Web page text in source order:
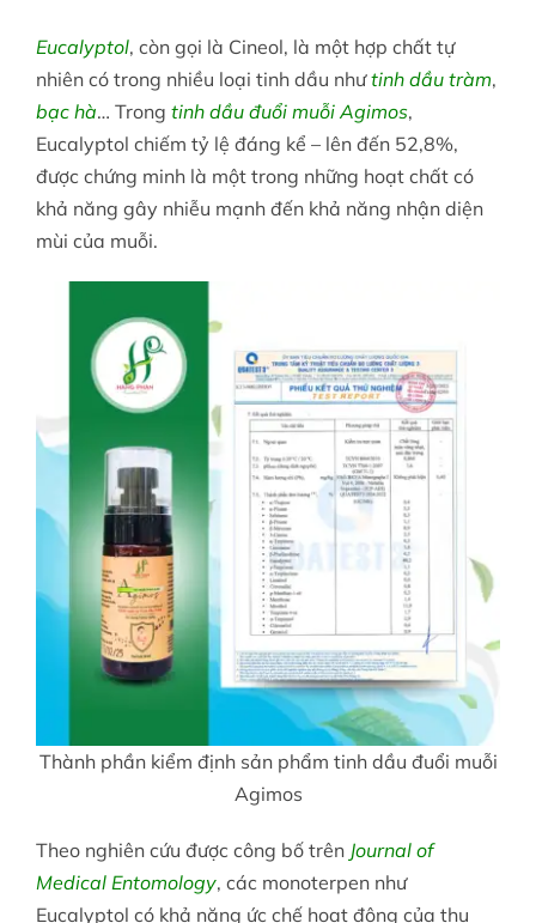
Eucalyptol, còn gọi là Cineol, là một hợp chất tự
nhiên có trong nhiều loại tinh dầu nhưtinh dầu tràm,
bạc hà… Trong tinh dầu đuổi muỗi Agimos,
Eucalyptol chiếm tỷ lệ đáng kể – lên đến 52,8%,
được chứng minh là một trong những hoạt chất có
khả năng gây nhiễu mạnh đến khả năng nhận diện
mùi của muỗi.
Thành phần kiểm định sản phẩm tinh dầu đuổi muỗi
Agimos
Theo nghiên cứu được công bố trên Journal of
Medical Entomology, các monoterpen như
Eucalyptol có khả năng ức chế hoạt động của thụ